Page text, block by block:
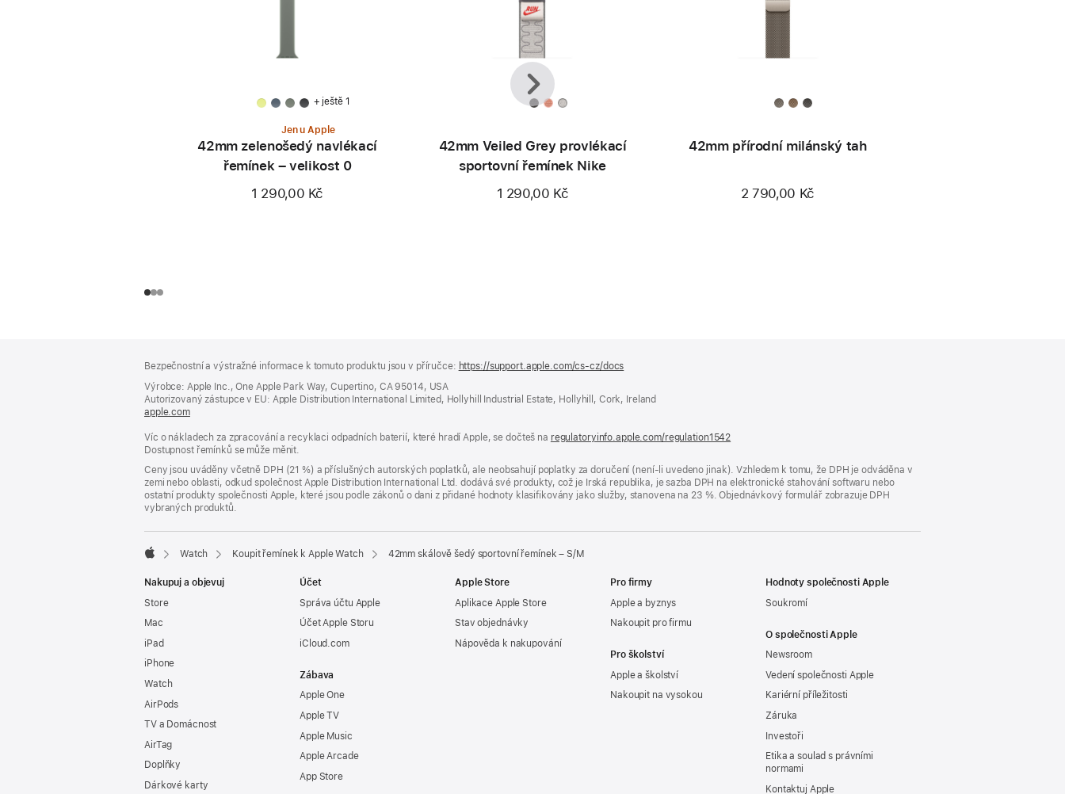
+ ještě 1
Jen u Apple
42mm zelenošedý navlékací
řemínek – velikost 0
1 290,00 Kč
42mm Veiled Grey provlékací
sportovní řemínek Nike
1 290,00 Kč
42mm přírodní milánský tah
2 790,00 Kč
Předchozí
Další
Bezpečnostní a výstražné informace k tomuto produktu jsou v příručce: https://support.apple.com/cs-cz/docs
okně)
Výrobce: Apple Inc., One Apple Park Way, Cupertino, CA 95014, USA
Autorizovaný zástupce v EU: Apple Distribution International Limited, Hollyhill Industrial Estate, Hollyhill, Cork, Ireland
apple.com(otevře
v novém
okně)
Víc o nákladech za zpracování a recyklaci odpadních baterií, které hradí Apple, se dočteš na regulatoryinfo.apple.com/regulation1542
v novém
okně)
Dostupnost řemínků se může měnit.
Ceny jsou uváděny včetně DPH (21 %) a příslušných autorských poplatků, ale neobsahují poplatky za doručení (není-li uvedeno jinak). Vzhledem k tomu, že DPH je odváděna v
zemi nebo oblasti, odkud společnost Apple Distribution International Ltd. dodává své produkty, což je Irská republika, je sazba DPH na elektronické stahování softwaru nebo
ostatní produkty společnosti Apple, které jsou podle zákonů o dani z přidané hodnoty klasifikovány jako služby, stanovena na 23 %. Objednávkový formulář zobrazuje DPH
vybraných produktů.
Watch Koupit řemínek k Apple Watch 42mm skálově šedý sportovní řemínek – S/M
Nakupuj a objevuj
Store
Mac
iPad
iPhone
Watch
AirPods
TV a Domácnost
AirTag
Doplňky
Dárkové karty
Účet
Správa účtu Apple
Účet Apple Storu
iCloud.com
Zábava
Apple One
Apple TV
Apple Music
Apple Arcade
App Store
Apple Store
Aplikace Apple Store
Stav objednávky
Nápověda k nakupování
Pro firmy
Apple a byznys
Nakoupit pro firmu
Pro školství
Apple a školství
Nakoupit na vysokou
Hodnoty společnosti Apple
Soukromí
O společnosti Apple
Newsroom
Vedení společnosti Apple
Kariérní příležitosti
Záruka
Investoři
Etika a soulad s právními
normami
Kontaktuj Apple